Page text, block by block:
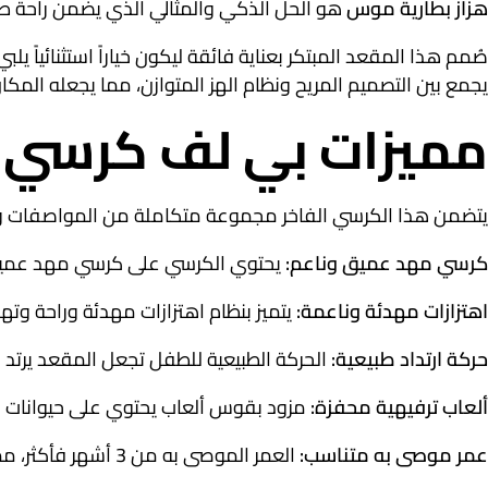
هزاز بطارية موسهو الحل الذكي والمثالي الذي يضمن راحة
صُمم هذا المقعد المبتكر بعناية فائقة ليكون خياراً استثنائياً
يجمع بين التصميم المريح ونظام الهز المتوازن، مما يجعله
مميزات بي لف
يتضمن هذا الكرسي الفاخر مجموعة متكاملة من
كرسي مهد عميق وناعم:يحتوي الكرسي على كرسي مهد عميق
اهتزازات مهدئة وناعمة:يتميز بنظام اهتزازات مهدئة وراحة
حركة ارتداد طبيعية:الحركة الطبيعية للطفل تجعل المقعد
ألعاب ترفيهية محفزة:مزود بقوس ألعاب يحتوي على حيوانات
عمر موصى به متناسب:العمر الموصى به من 3 أشهر فأكثر، مما يجعله مناسباً لمرحلة الاكتشاف والنمو المبكر من الرضع إلى الأطفال الصغار.